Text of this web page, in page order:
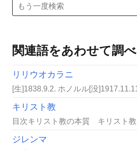
関連語をあわせて調
リリウオカラニ
[生]1838.9.2. ホノルル[没
キリスト教
目次キリスト教の本質 キリ
ジレンマ